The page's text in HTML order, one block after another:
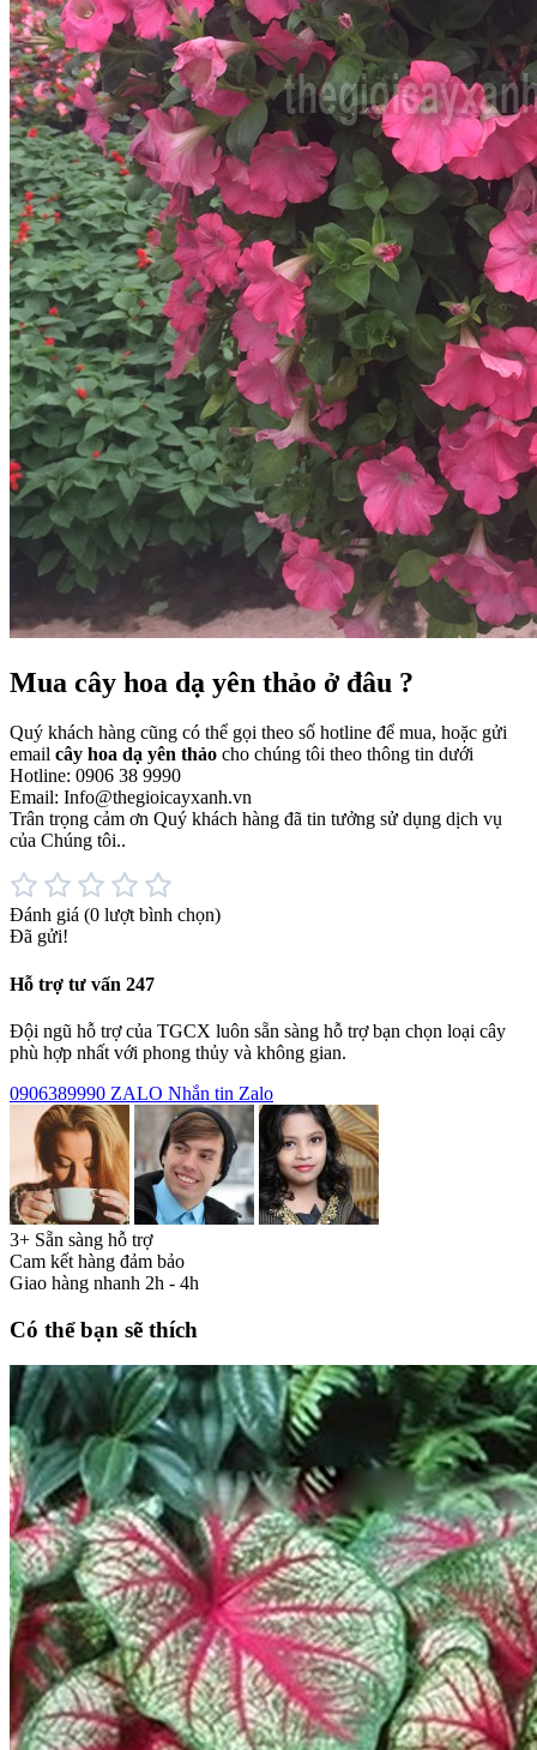
Mua cây hoa dạ yên thảo ở đâu ?
Quý khách hàng cũng có thể gọi theo số hotline để mua, hoặc gửi
email cây hoa dạ yên thảo cho chúng tôi theo thông tin dưới
Hotline: 0906 38 9990
Email: Info@thegioicayxanh.vn
Trân trọng cảm ơn Quý khách hàng đã tin tưởng sử dụng dịch vụ
của Chúng tôi..
Đánh giá (0 lượt bình chọn)
Đã gửi!
Hỗ trợ tư vấn 247
Đội ngũ hỗ trợ của TGCX luôn sẵn sàng hỗ trợ bạn chọn loại cây
phù hợp nhất với phong thủy và không gian.
0906389990 ZALO Nhắn tin Zalo
3+ Sẵn sàng hỗ trợ
Cam kết hàng đảm bảo
Giao hàng nhanh 2h - 4h
Có thể bạn sẽ thích